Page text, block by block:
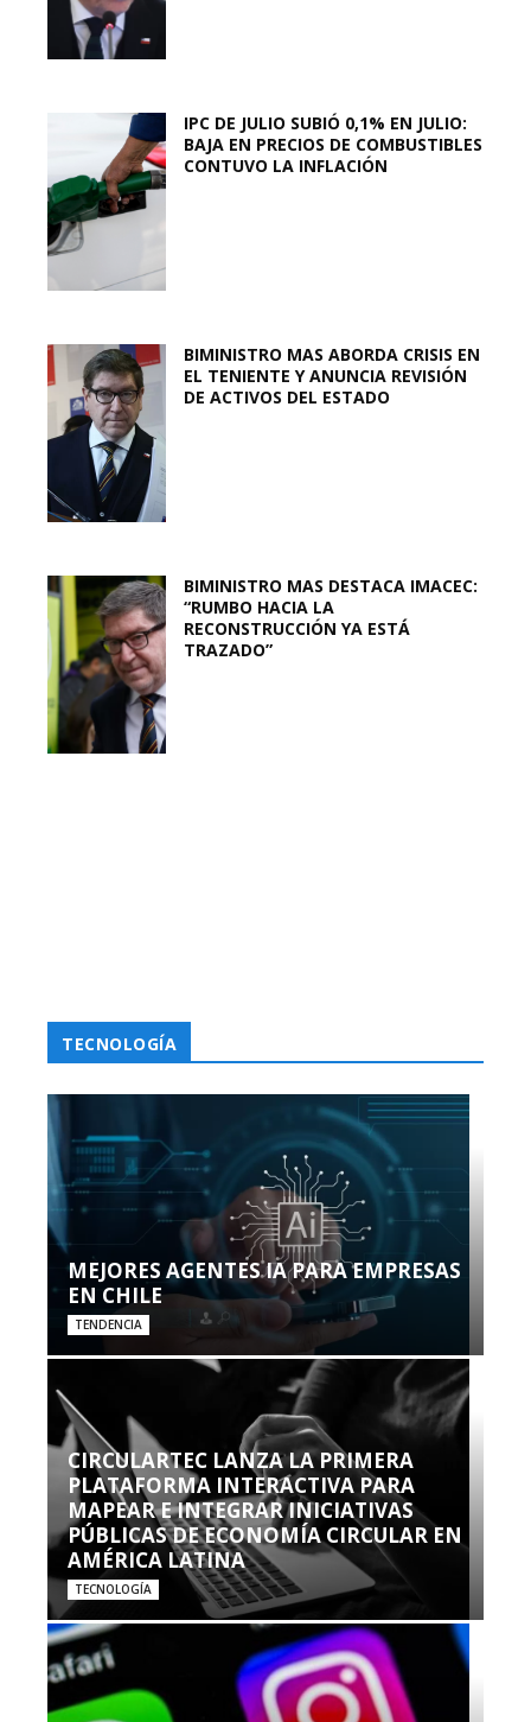
IPC DE JULIO SUBIÓ 0,1% EN JULIO:
BAJA EN PRECIOS DE COMBUSTIBLES
CONTUVO LA INFLACIÓN
BIMINISTRO MAS ABORDA CRISIS EN
EL TENIENTE Y ANUNCIA REVISIÓN
DE ACTIVOS DEL ESTADO
BIMINISTRO MAS DESTACA IMACEC:
“RUMBO HACIA LA
RECONSTRUCCIÓN YA ESTÁ
TRAZADO”
TECNOLOGÍA
MEJORES AGENTES IA PARA EMPRESAS
EN CHILE
TENDENCIA
CIRCULARTEC LANZA LA PRIMERA
PLATAFORMA INTERACTIVA PARA
MAPEAR E INTEGRAR INICIATIVAS
PÚBLICAS DE ECONOMÍA CIRCULAR EN
AMÉRICA LATINA
TECNOLOGÍA